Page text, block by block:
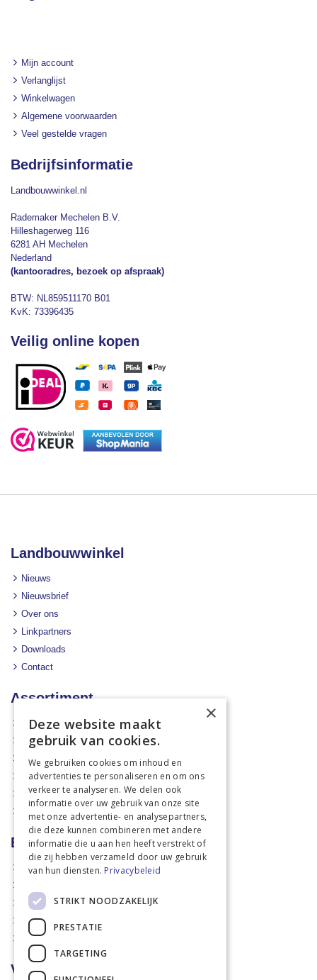
Mijn account
Verlanglijst
Winkelwagen
Algemene voorwaarden
Veel gestelde vragen
Bedrijfsinformatie
Landbouwwinkel.nl
Rademaker Mechelen B.V.
Hilleshagerweg 116
6281 AH Mechelen
Nederland
(kantooradres, bezoek op afspraak)
BTW: NL859511170 B01
KvK: 73396435
Veilig online kopen
Landbouwwinkel
Nieuws
Nieuwsbrief
Over ons
Linkpartners
Downloads
Contact
Assortiment
Aanbiedingen
Mechanisatie
Stal & Erf
Weidetechniek
Dierbenodigdheden
Actiefolders
Betalen en verzenden
Hoe bestellen?
Afhaalmogelijkheden
Verzendkosten
Retouren
Voorwaarden
×
Deze website maakt
gebruik van cookies.
We gebruiken cookies om inhoud en
advertenties te personaliseren en om ons
verkeer te analyseren. We delen ook
informatie over uw gebruik van onze site
met onze advertentie- en analysepartners,
die deze kunnen combineren met andere
informatie die u aan hen heeft verstrekt of
die zij hebben verzameld door uw gebruik
van hun diensten. Privacybeleid
STRIKT NOODZAKELIJK
PRESTATIE
TARGETING